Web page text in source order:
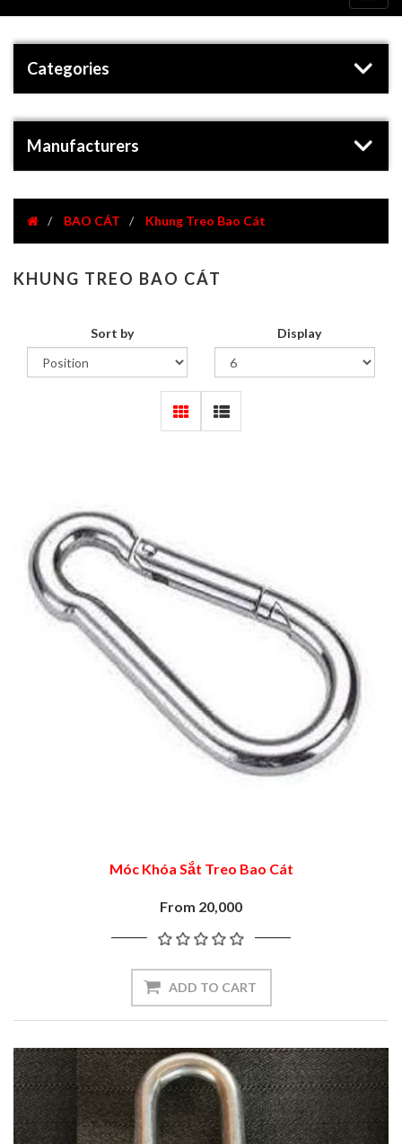
Categories
Manufacturers
BAO CÁT Khung Treo Bao Cát
KHUNG TREO BAO CÁT
Sort by Display
Móc Khóa Sắt Treo Bao Cát
From 20,000